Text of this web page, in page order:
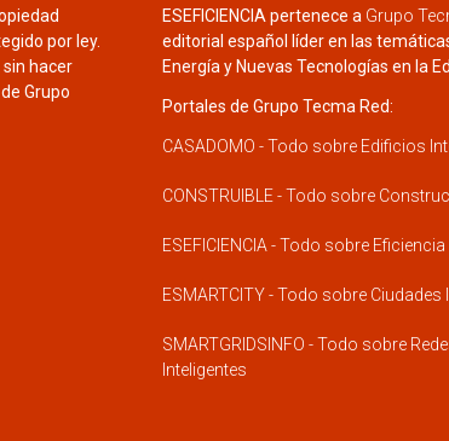
por ley.
hacer
Grupo
ESEFICIENCIA pertenece a Grupo
editorial español líder en las
Energía y Nuevas Tecnologías en la
Portales de Grupo Tecma Red:
CASADOMO - Todo sobre Edificios
CONSTRUIBLE - Todo sobre
ESEFICIENCIA - Todo sobre
ESMARTCITY - Todo sobre Ciudades
SMARTGRIDSINFO - Todo sobre
Inteligentes